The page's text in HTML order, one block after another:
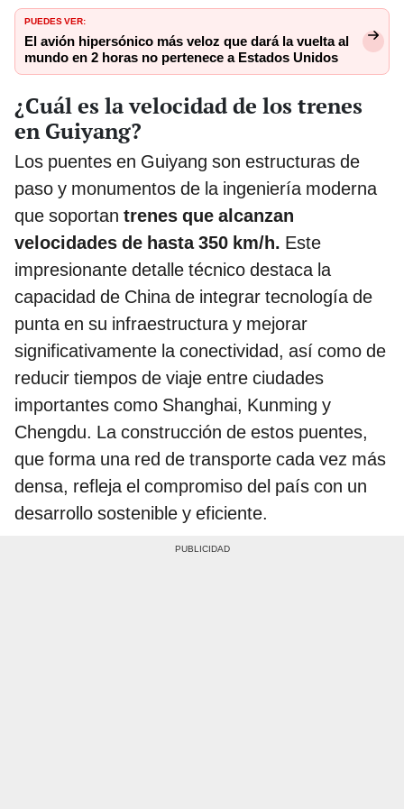
PUEDES VER:
El avión hipersónico más veloz que dará la vuelta al
mundo en 2 horas no pertenece a Estados Unidos
¿Cuál es la velocidad de los trenes
en Guiyang?
Los puentes en Guiyang son estructuras de
paso y monumentos de la ingeniería moderna
que soportan trenes que alcanzan
velocidades de hasta 350 km/h. Este
impresionante detalle técnico destaca la
capacidad de China de integrar tecnología de
punta en su infraestructura y mejorar
significativamente la conectividad, así como de
reducir tiempos de viaje entre ciudades
importantes como Shanghai, Kunming y
Chengdu. La construcción de estos puentes,
que forma una red de transporte cada vez más
densa, refleja el compromiso del país con un
desarrollo sostenible y eficiente.